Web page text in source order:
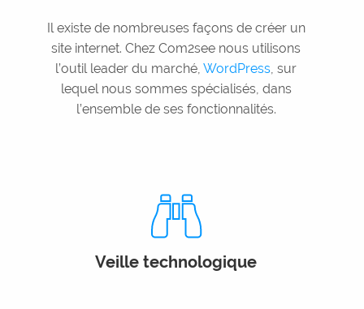
Il existe de nombreuses façons de créer un
site internet. Chez Com2see nous utilisons
l’outil leader du marché, WordPress, sur
lequel nous sommes spécialisés, dans
l’ensemble de ses fonctionnalités.
Veille technologique